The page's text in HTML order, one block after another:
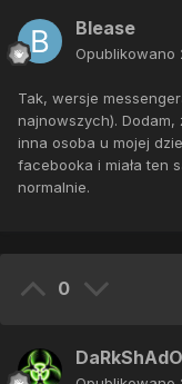
Blease
Opublikowano
Tak, wersje
najnowszych).
inna osoba u mojej
facebooka i miała ten
normalnie.
0